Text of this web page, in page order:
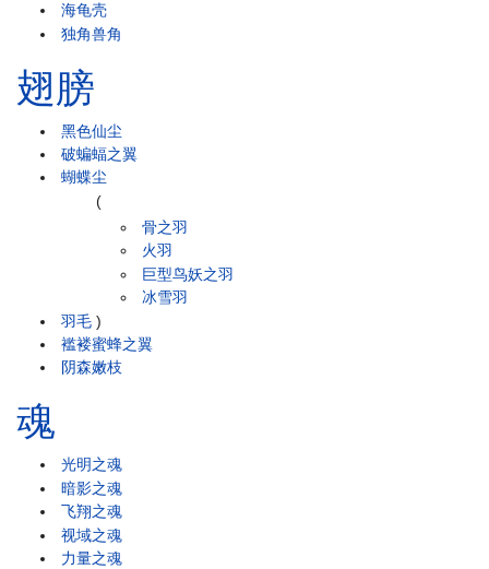
海龟壳
独角兽角
翅膀
黑色仙尘
破蝙蝠之翼
蝴蝶尘
羽毛
(
骨之羽
火羽
巨型鸟妖之羽
冰雪羽
)
褴褛蜜蜂之翼
阴森嫩枝
魂
光明之魂
暗影之魂
飞翔之魂
视域之魂
力量之魂